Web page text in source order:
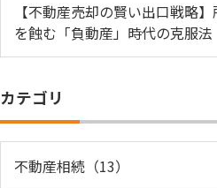
【不動産売却の賢い出口戦略
を蝕む「負動産」時代の克服法
カテゴリ
不動産相続（13）